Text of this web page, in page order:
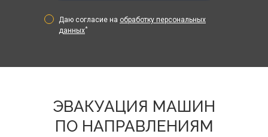
Даю согласие на обработку персональных
данных*
ЭВАКУАЦИЯ МАШИН
ПО НАПРАВЛЕНИЯМ